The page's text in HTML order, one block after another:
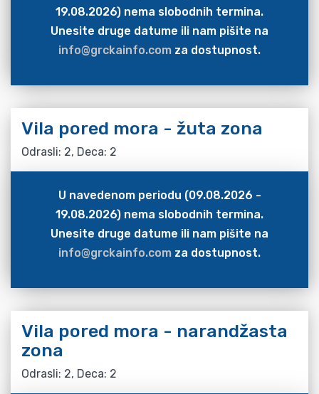
19.08.2026) nema slobodnih termina.
Unesite druge datume ili nam pišite na
info@grckainfo.com za dostupnost.
Vila pored mora - žuta zona
Odrasli: 2, Deca: 2
U navedenom periodu (09.08.2026 -
19.08.2026) nema slobodnih termina.
Unesite druge datume ili nam pišite na
info@grckainfo.com za dostupnost.
Vila pored mora - narandžasta
zona
Odrasli: 2, Deca: 2